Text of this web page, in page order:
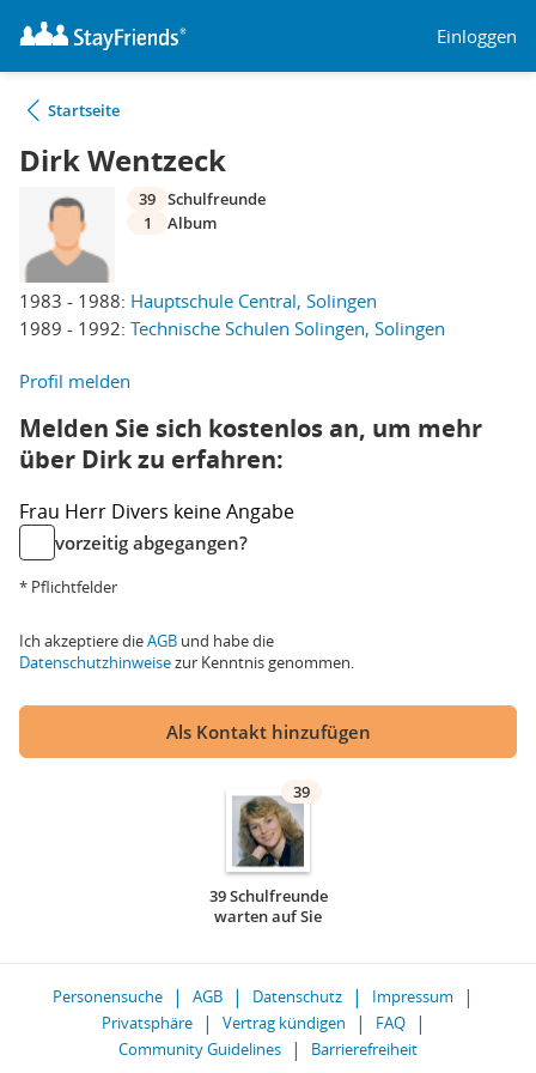
Einloggen
Startseite
Dirk Wentzeck
1983 - 1988: Hauptschule Central, Solingen
1989 - 1992: Technische Schulen Solingen, Solingen
39 Schulfreunde
1
Album
Profil melden
Melden Sie sich kostenlos an, um mehr
über Dirk zu erfahren:
Frau Herr Divers keine Angabe
vorzeitig abgegangen?
* Pflichtfelder
Ich akzeptiere dieAGB und habe die
Datenschutzhinweisezur Kenntnis genommen.
Als Kontakt hinzufügen
39
39 Schulfreunde
warten auf Sie
Personensuche AGB Datenschutz
Impressum
Privatsphäre
Vertrag kündigen
FAQ
Community Guidelines
Barrierefreiheit